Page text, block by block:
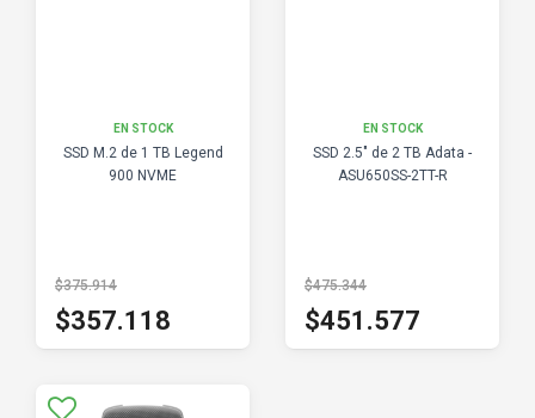
EN STOCK
SSD M.2 de 1 TB Legend
900 NVME
$375.914
$357.118
EN STOCK
SSD 2.5" de 2 TB Adata -
ASU650SS-2TT-R
$475.344
$451.577